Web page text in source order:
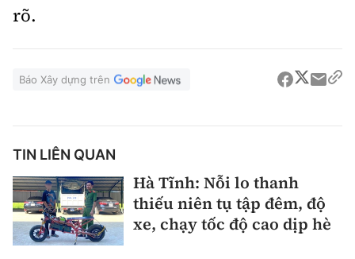
rõ.
Báo Xây dựng trên
TIN LIÊN QUAN
Hà Tĩnh: Nỗi lo thanh
thiếu niên tụ tập đêm, độ
xe, chạy tốc độ cao dịp hè